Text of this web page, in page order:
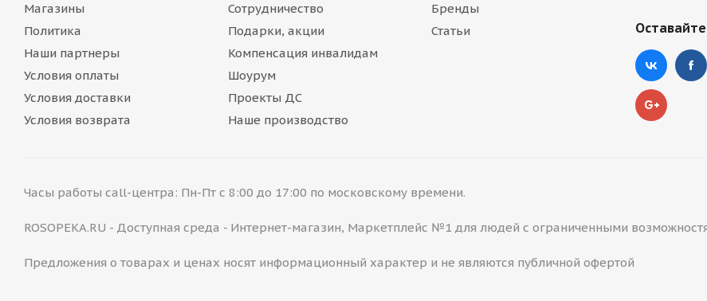
Магазины
Политика
Наши партнеры
Условия оплаты
Условия доставки
Условия возврата
Сотрудничество
Подарки, акции
Компенсация инвалидам
Шоурум
Проекты ДС
Наше производство
Бренды
Статьи
Часы работы call-центра: Пн-Пт с 8:00 до 17:00 по московскому времени.
ROSOPEKA.RU - Доступная среда - Интернет-магазин, Маркетплейс №1 для людей с ограниченными
Предложения о товарах и ценах носят информационный характер и не являются публичной офертой